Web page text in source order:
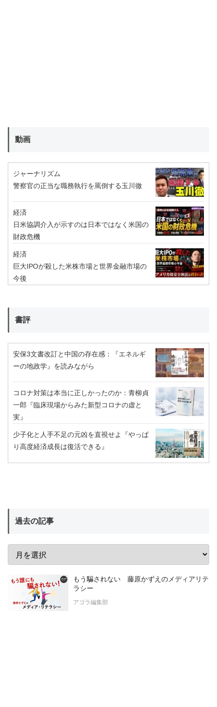
動画
ジャーナリズム
警察官の正当な職務執行を罵倒する玉川徹
経済
日米協調介入が示すのは日本ではなく米国の
財政危機
経済
巨大IPOが殺した米株市場と世界金融市場の
今後
書評
安保3文書改訂と中国の存在感：『エネルギ
ーの地政学』を読みながら
コロナ対策は本当に正しかったのか：青柳貞
一郎『臨床現場からみた新型コロナの虚と
実』
少子化と人手不足の元凶を直視せよ『やっぱ
り高度経済成長は復活できる』
過去の記事
もう騙されない 藤原かずえのメディアリテ
ラシー
アゴラ編集部